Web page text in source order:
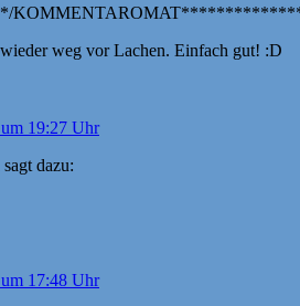
weg vor Lachen. Einfach gut! :D
19:27 Uhr
dazu:
17:48 Uhr